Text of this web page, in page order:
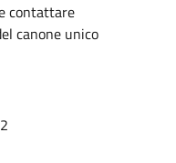
contattare
canone unico